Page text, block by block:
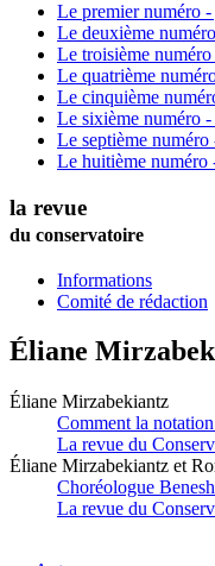
Le premier numéro
Le deuxième
Le troisième
Le quatrième
Le cinquième
Le sixième numéro
Le septième
Le huitième numéro
la revue
du conservatoire
Informations
Comité de rédaction
Éliane
Éliane Mirzabekiantz
Comment la
La revue du
Éliane Mirzabekiantz et
Choréologue
La revue du